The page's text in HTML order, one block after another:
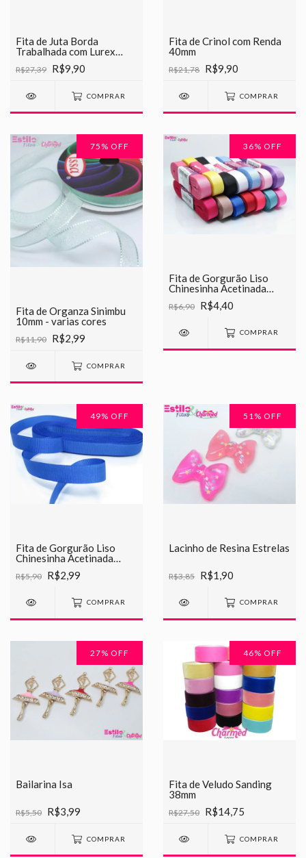
Fita de Juta Borda
Trabalhada com Lurex
R$27,39 R$9,90
COMPRAR
Fita de Crinol com Renda
40mm
R$21,78 R$9,90
COMPRAR
75 % OFF
Fita de Organza Sinimbu
10mm - varias cores
R$11,90 R$2,99
COMPRAR
36% OFF
Fita de Gorgurão Liso
Chinesinha Acetinada
R$6,90 R$4,40
COMPRAR
49% OFF
Fita de Gorgurão Liso
Chinesinha Acetinada
R$5,90 R$2,99
COMPRAR
51% OFF
Lacinho de Resina Estrelas
R$3,85 R$1,90
COMPRAR
27% OFF
Bailarina Isa
R$5,50 R$3,99
COMPRAR
46% OFF
Fita de Veludo Sanding
38mm
R$27,50 R$14,75
COMPRAR